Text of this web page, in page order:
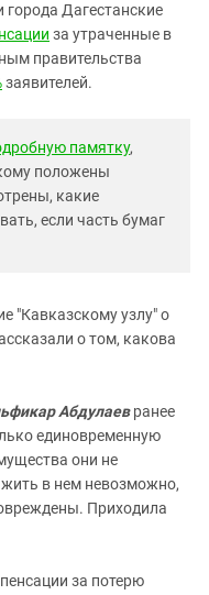
Дагестанские
за утраченные в
правительства
заявителей.
памятку,
положены
какие
если часть бумаг
"Кавказскому узлу" о
о том, какова
Абдулаевранее
единовременную
они не
в нем невозможно,
Приходила
за потерю